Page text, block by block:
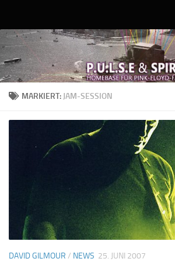
MARKIERT: JAM-SESSION
DAVID GILMOUR / NEWS 25. JUNI 2007